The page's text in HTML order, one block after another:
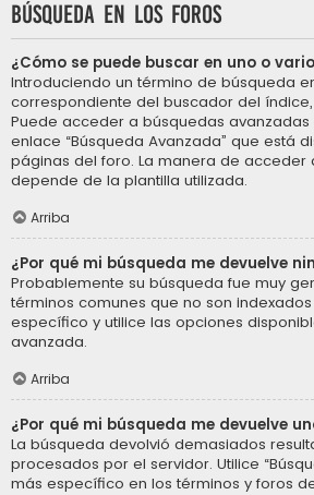
Búsqueda en los foros
¿Cómo se puede buscar en uno o
Introduciendo un término de búsqueda
correspondiente del buscador del
Puede acceder a búsquedas
enlace “Búsqueda Avanzada” que está
páginas del foro. La manera de acceder
depende de la plantilla utilizada.
Arriba
¿Por qué mi búsqueda me devuelve
Probablemente su búsqueda fue muy
términos comunes que no son
específico y utilice las opciones
avanzada.
Arriba
¿Por qué mi búsqueda me devuelve
La búsqueda devolvió demasiados
procesados por el servidor. Utilice
más específico en los términos y foros